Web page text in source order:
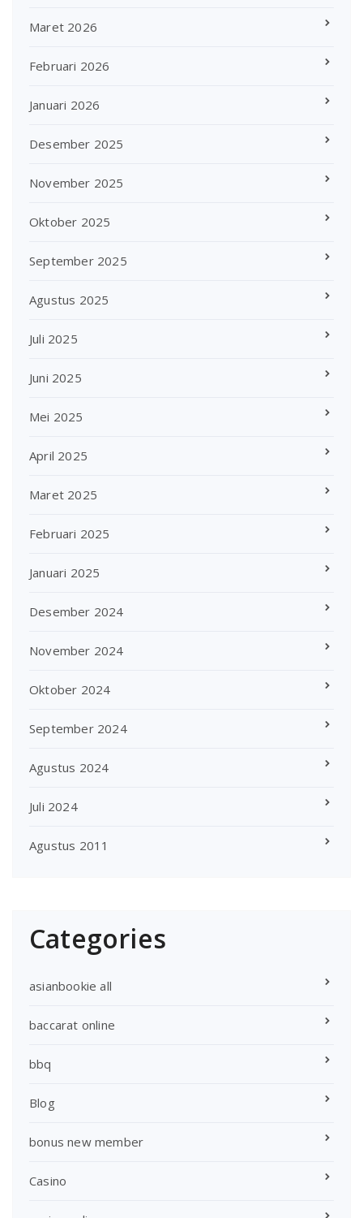
Maret 2026
Februari 2026
Januari 2026
Desember 2025
November 2025
Oktober 2025
September 2025
Agustus 2025
Juli 2025
Juni 2025
Mei 2025
April 2025
Maret 2025
Februari 2025
Januari 2025
Desember 2024
November 2024
Oktober 2024
September 2024
Agustus 2024
Juli 2024
Agustus 2011
Categories
asianbookie all
baccarat online
bbq
Blog
bonus new member
Casino